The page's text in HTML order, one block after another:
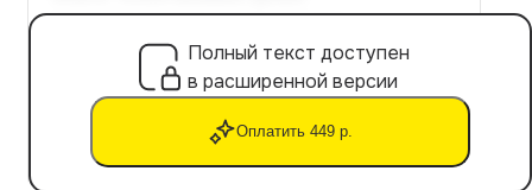
Полный текст доступен
в расширенной версии
Оплатить 449 р.